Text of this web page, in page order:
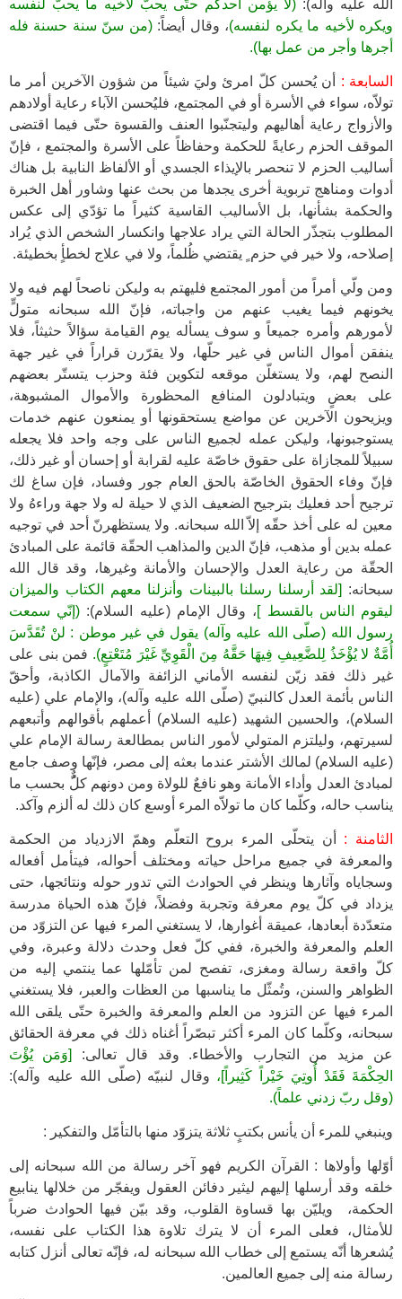
الله عليه وآله): (لا يؤمن أحدكم حتّى يحبّ لأخيه ما يحبّ لنفسه
ويكره لأخيه ما يكره لنفسه)، وقال أيضاً: (من سنّ سنة حسنة فله
أجرها وأجر من عمل بها).
السابعة : أن يُحسن كلّ امرئ وليَ شيئاً من شؤون الآخرين أمر ما
تولاّه، سواء في الأسرة أو في المجتمع، فليُحسن الآباء رعاية أولادهم
والأزواج رعاية أهاليهم وليتجنّبوا العنف والقسوة حتّى فيما اقتضى
الموقف الحزم رعايةً للحكمة وحفاظاً على الأسرة والمجتمع ، فإنّ
أساليب الحزم لا تنحصر بالإيذاء الجسدي أو الألفاظ النابية بل هناك
أدوات ومناهج تربوية أخرى يجدها من بحث عنها وشاور أهل الخبرة
والحكمة بشأنها، بل الأساليب القاسية كثيراً ما تؤدّي إلى عكس
المطلوب بتجذّر الحالة التي يراد علاجها وانكسار الشخص الذي يُراد
إصلاحه، ولا خير في حزم ٍ يقتضي ظُلماً، ولا في علاج لخطأٍ بخطيئة.
ومن ولّي أمراً من أمور المجتمع فليهتم به وليكن ناصحاً لهم فيه ولا
يخونهم فيما يغيب عنهم من واجباته، فإنّ الله سبحانه متولٍّ
لأمورهم وأمره جميعاً و سوف يسأله يوم القيامة سؤالاً حثيثاً، فلا
ينفقن أموال الناس في غير حلّها، ولا يقرّرن قراراً في غير جهة
النصح لهم، ولا يستغلّن موقعه لتكوين فئة وحزب يتستّر بعضهم
على بعضٍ ويتبادلون المنافع المحظورة والأموال المشبوهة،
ويزيحون الآخرين عن مواضع يستحقونها أو يمنعون عنهم خدمات
يستوجبونها، وليكن عمله لجميع الناس على وجه واحد فلا يجعله
سبيلاً للمجازاة على حقوق خاصّة عليه لقرابة أو إحسان أو غير ذلك،
فإنّ وفاء الحقوق الخاصّة بالحق العام جور وفساد، فإن ساغ لك
ترجيح أحد فعليك بترجيح الضعيف الذي لا حيلة له ولا جهة وراءهُ ولا
معين له على أخذ حقّه إلاّ الله سبحانه. ولا يستظهرنّ أحد في توجيه
عمله بدين أو مذهب، فإنّ الدين والمذاهب الحقّة قائمة على المبادئ
الحقّة من رعاية العدل والإحسان والأمانة وغيرها، وقد قال الله
سبحانه: [لقد أرسلنا رسلنا بالبينات وأنزلنا معهم الكتاب والميزان
ليقوم الناس بالقسط ]، وقال الإمام (عليه السلام): (إنّي سمعت
رسول الله (صلّى الله عليه وآله) يقول في غير موطن : لنْ تُقَدَّسَ
أُمَّةٌ لا يُؤْخَذُ لِلضَّعِيفِ فِيهَا حَقَّهُ مِنَ الْقَوِيِّ غَيْرَ مُتَعْتِعٍ). فمن بنى على
غير ذلك فقد زيّن لنفسه الأماني الزائفة والآمال الكاذبة، وأحقّ
الناس بأئمة العدل كالنبيّ (صلّى الله عليه وآله)، والإمام علي (عليه
السلام)، والحسين الشهيد (عليه السلام) أعملهم بأقوالهم وأتبعهم
لسيرتهم، وليلتزم المتولي لأمور الناس بمطالعة رسالة الإمام علي
(عليه السلام) لمالك الأشتر عندما بعثه إلى مصر، فإنّها وصف جامع
لمبادئ العدل وأداء الأمانة وهو نافعٌ للولاة ومن دونهم كلٌُّ بحسب ما
يناسب حاله، وكلّما كان ما تولاّه المرء أوسع كان ذلك له ألزم وآكد.
الثامنة : أن يتحلّى المرء بروح التعلّم وهمّ الازدياد من الحكمة
والمعرفة في جميع مراحل حياته ومختلف أحواله، فيتأمل أفعاله
وسجاياه وآثارها وينظر في الحوادث التي تدور حوله ونتائجها، حتى
يزداد في كلّ يوم معرفة وتجربة وفضلاً، فإنّ هذه الحياة مدرسة
متعدّدة أبعادها، عميقة أغوارها، لا يستغني المرء فيها عن التزوّد من
العلم والمعرفة والخبرة، ففي كلّ فعل وحدث دلالة وعبرة، وفي
كلّ واقعة رسالة ومغزى، تفصح لمن تأمّلها عما ينتمي إليه من
الظواهر والسنن، وتُمثّل ما يناسبها من العظات والعبر، فلا يستغني
المرء فيها عن التزود من العلم والمعرفة والخبرة حتّى يلقى الله
سبحانه، وكلّما كان المرء أكثر تبصّراً أغناه ذلك في معرفة الحقائق
عن مزيد من التجارب والأخطاء. وقد قال تعالى: [وَمَن يُؤْتَ
الحِكْمَةَ فَقَدْ أُوتِيَ خَيْراً كَثِيراً]، وقال لنبيّه (صلّى الله عليه وآله):
(وقل ربّ زدني علماً).
وينبغي للمرء أن يأنس بكتبٍ ثلاثة يتزوّد منها بالتأمّل والتفكير :
أوّلها وأولاها : القرآن الكريم فهو آخر رسالة من الله سبحانه إلى
خلقه وقد أرسلها إليهم ليثير دفائن العقول ويفجّر من خلالها ينابيع
الحكمة، ويليّن بها قساوة القلوب، وقد بيّن فيها الحوادث ضرباً
للأمثال، فعلى المرء أن لا يترك تلاوة هذا الكتاب على نفسه،
يُشعرها أنّه يستمع إلى خطاب الله سبحانه له، فإنّه تعالى أنزل كتابه
رسالة منه إلى جميع العالمين.